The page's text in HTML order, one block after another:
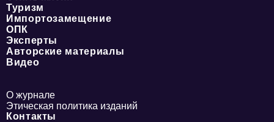
Туризм
Импортозамещение
ОПК
Эксперты
Авторские материалы
Видео
О журнале
Этическая политика изданий
Контакты